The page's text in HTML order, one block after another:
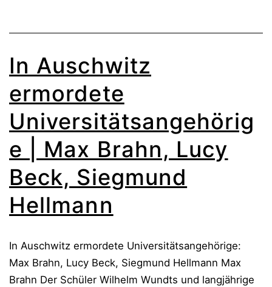
In Auschwitz
ermordete
Universitätsangehörig
e | Max Brahn, Lucy
Beck, Siegmund
Hellmann
In Auschwitz ermordete Universitätsangehörige:
Max Brahn, Lucy Beck, Siegmund Hellmann Max
Brahn Der Schüler Wilhelm Wundts und langjährige